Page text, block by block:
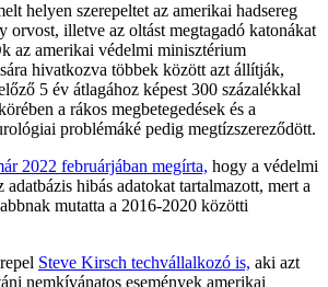
helyen szerepeltet az amerikai hadsereg
orvost, illetve az oltást megtagadó katonákat
az amerikai védelmi minisztérium
hivatkozva többek között azt állítják,
5 év átlagához képest 300 százalékkal
a rákos megbetegedések és a
problémáké pedig megtízszereződött.
2022 februárjában megírta, hogy a védelmi
hibás adatokat tartalmazott, mert a
mutatta a 2016-2020 közötti
Steve Kirsch techvállalkozó is, aki azt
nemkívánatos események amerikai